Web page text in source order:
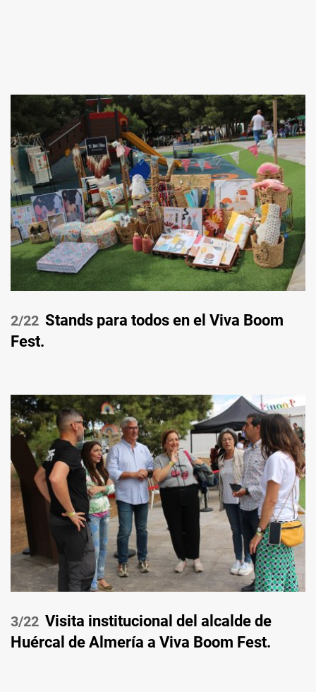
/22 Stands para todos en el Viva Boom
Fest.
/22 Visita institucional del alcalde de
Huércal de Almería a Viva Boom Fest.